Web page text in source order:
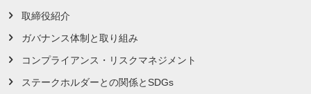
取締役紹介
ガバナンス体制と取り組み
コンプライアンス・リスクマネジメント
ステークホルダーとの関係とSDGs